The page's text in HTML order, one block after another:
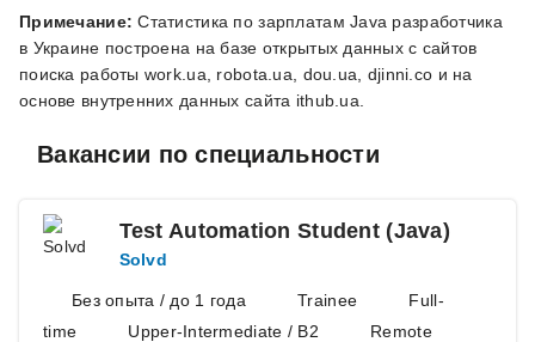
Примечание: Статистика по зарплатам Java разработчика
в Украине построена на базе открытых данных с сайтов
поиска работы work.ua, robota.ua, dou.ua, djinni.co и на
основе внутренних данных сайта ithub.ua.
Вакансии по специальности
Test Automation Student (Java)
Solvd
Без опыта / до 1 года Trainee
Full-
time
Upper-Intermediate / B2
Remote